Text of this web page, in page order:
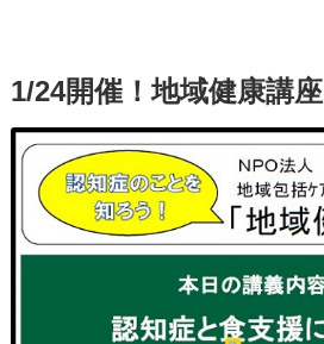
1/24開催！地域健康講座